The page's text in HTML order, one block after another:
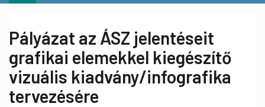
Pályázat az ÁSZ jelentéseit
grafikai elemekkel kiegészítő
vizuális kiadvány/infografika
tervezésére